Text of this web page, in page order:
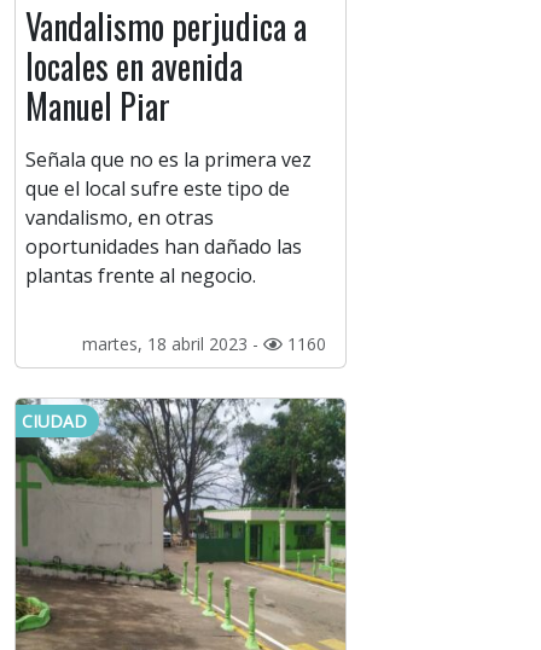
Vandalismo perjudica a
locales en avenida
Manuel Piar
Señala que no es la primera vez
que el local sufre este tipo de
vandalismo, en otras
oportunidades han dañado las
plantas frente al negocio.
martes, 18 abril 2023 - 1160
CIUDAD